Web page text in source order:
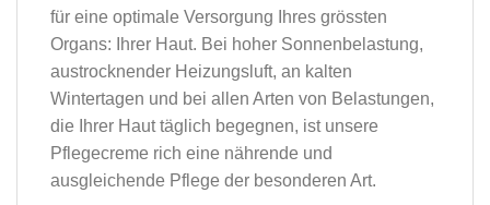
für eine optimale Versorgung Ihres grössten
Organs: Ihrer Haut. Bei hoher Sonnenbelastung,
austrocknender Heizungsluft, an kalten
Wintertagen und bei allen Arten von Belastungen,
die Ihrer Haut täglich begegnen, ist unsere
Pflegecreme rich eine nährende und
ausgleichende Pflege der besonderen Art.